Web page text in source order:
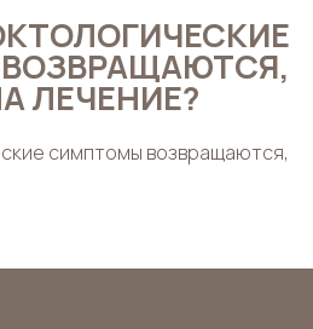
ЛЕЧЕНИЕ?
симптомы возвращаются,